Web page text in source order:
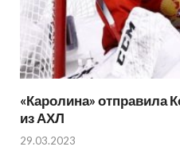
«Каролина» отправила
из АХЛ
29.03.2023